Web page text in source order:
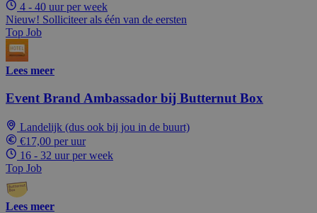
4 - 40 uur per week
Nieuw! Solliciteer als één van de eersten
Top Job
Lees meer
Event Brand Ambassador bij Butternut Box
Landelijk (dus ook bij jou in de buurt)
€17,00 per uur
16 - 32 uur per week
Top Job
Lees meer